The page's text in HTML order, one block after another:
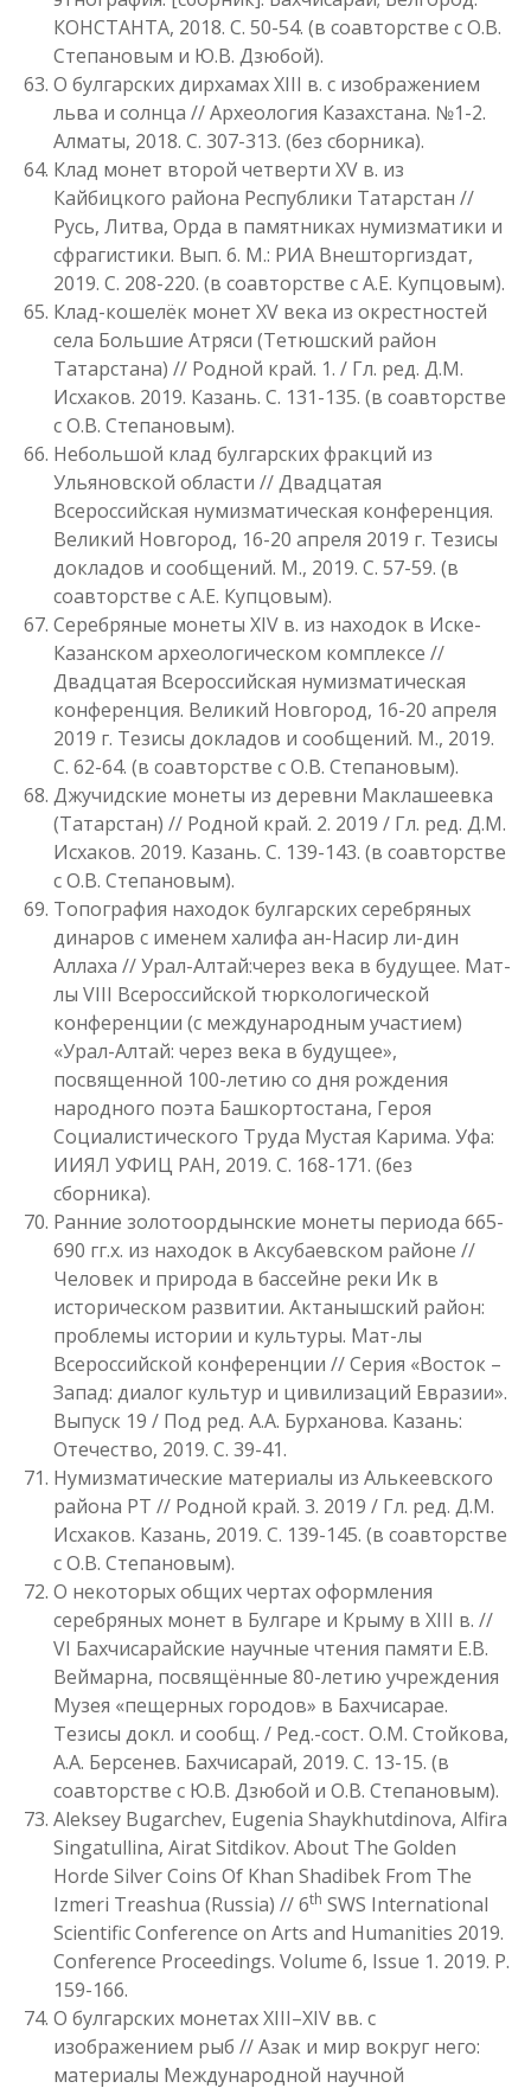
КОНСТАНТА, 2018. С. 50-54. (в соавторстве с О.В.
Степановым и Ю.В. Дзюбой).
О булгарских дирхамах XIII в. с изображением
льва и солнца // Археология Казахстана. №1-2.
Алматы, 2018. С. 307-313. (без сборника).
Клад монет второй четверти XV в. из
Кайбицкого района Республики Татарстан //
Русь, Литва, Орда в памятниках нумизматики и
сфрагистики. Вып. 6. М.: РИА Внешторгиздат,
2019. С. 208-220. (в соавторстве с А.Е. Купцовым).
Клад-кошелёк монет XV века из окрестностей
села Большие Атряси (Тетюшский район
Татарстана) // Родной край. 1. / Гл. ред. Д.М.
Исхаков. 2019. Казань. С. 131-135. (в соавторстве
с О.В. Степановым).
Небольшой клад булгарских фракций из
Ульяновской области // Двадцатая
Всероссийская нумизматическая конференция.
Великий Новгород, 16-20 апреля 2019 г. Тезисы
докладов и сообщений. М., 2019. С. 57-59. (в
соавторстве с А.Е. Купцовым).
Серебряные монеты XIV в. из находок в Иске-
Казанском археологическом комплексе //
Двадцатая Всероссийская нумизматическая
конференция. Великий Новгород, 16-20 апреля
2019 г. Тезисы докладов и сообщений. М., 2019.
С. 62-64. (в соавторстве с О.В. Степановым).
Джучидские монеты из деревни Маклашеевка
(Татарстан) // Родной край. 2. 2019 / Гл. ред. Д.М.
Исхаков. 2019. Казань. С. 139-143. (в соавторстве
с О.В. Степановым).
Топография находок булгарских серебряных
динаров с именем халифа ан-Насир ли-дин
Аллаха // Урал-Алтай:через века в будущее. Мат-
лы VIII Всероссийской тюркологической
конференции (с международным участием)
«Урал-Алтай: через века в будущее»,
посвященной 100-летию со дня рождения
народного поэта Башкортостана, Героя
Социалистического Труда Мустая Карима. Уфа:
ИИЯЛ УФИЦ РАН, 2019. С. 168-171. (без
сборника).
Ранние золотоордынские монеты периода 665-
690 гг.х. из находок в Аксубаевском районе //
Человек и природа в бассейне реки Ик в
историческом развитии. Актанышский район:
проблемы истории и культуры. Мат-лы
Всероссийской конференции // Серия «Восток –
Запад: диалог культур и цивилизаций Евразии».
Выпуск 19 / Под ред. А.А. Бурханова. Казань:
Отечество, 2019. С. 39-41.
Нумизматические материалы из Алькеевского
района РТ // Родной край. 3. 2019 / Гл. ред. Д.М.
Исхаков. Казань, 2019. С. 139-145. (в соавторстве
с О.В. Степановым).
О некоторых общих чертах оформления
серебряных монет в Булгаре и Крыму в XIII в. //
VI Бахчисарайские научные чтения памяти Е.В.
Веймарна, посвящённые 80-летию учреждения
Музея «пещерных городов» в Бахчисарае.
Тезисы докл. и сообщ. / Ред.-сост. О.М. Стойкова,
А.А. Берсенев. Бахчисарай, 2019. С. 13-15. (в
соавторстве с Ю.В. Дзюбой и О.В. Степановым).
Aleksey Bugarchev, Eugenia Shaykhutdinova, Alfira
Singatullina, Airat Sitdikov. About The Golden
Horde Silver Coins Of Khan Shadibek From The
Izmeri Treashua (Russia) // 6th SWS International
Scientific Conference on Arts and Humanities 2019.
Conference Proceedings. Volume 6, Issue 1. 2019. P.
159-166.
О булгарских монетах XIII–XIV вв. с
изображением рыб // Азак и мир вокруг него:
материалы Международной научной